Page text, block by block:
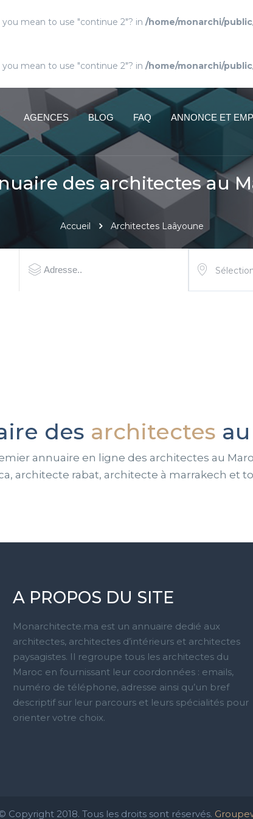
mean to use "continue 2"? in /home/monarchi/
mean to use "continue 2"? in /home/monarchi/
AGENCES BLOG FAQ ANNONCE ET
des architectes au
Accueil Architectes Laâyoune
des architectes
annuaire en ligne des architectes au
architecte rabat, architecte à marrakech et
A PROPOS DU SITE
Monarchitecte.ma est un annuaire dedié aux
architectes, architectes d’intérieurs et architectes
paysagistes. Il regroupe tous les architectes du
Maroc en fournissant leur coordonnées : emails,
numéro de téléphone, adresse ainsi qu’un bref
descriptif sur leur parcours et leurs spécialités pour
orienter votre choix.
Copyright 2018. Tous les droits sont réservés.